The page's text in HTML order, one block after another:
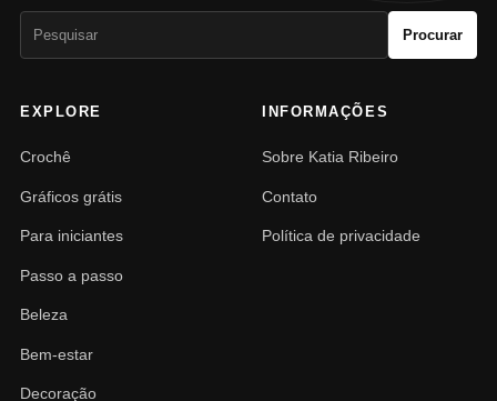
Procurar
EXPLORE
Crochê
Gráficos grátis
Para iniciantes
Passo a passo
Beleza
Bem-estar
Decoração
INFORMAÇÕES
Sobre Katia Ribeiro
Contato
Política de privacidade